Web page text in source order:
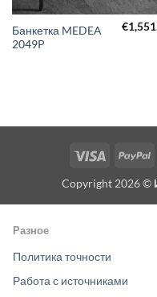
Банкетка MEDEA
2049P
€
Visa
Copyright 2026 ©
Разное
Политика точности
Работа с источниками